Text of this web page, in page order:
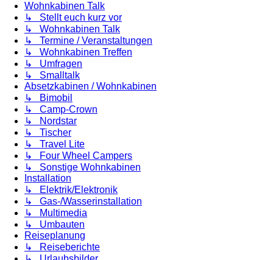
Wohnkabinen Talk
↳ Stellt euch kurz vor
↳ Wohnkabinen Talk
↳ Termine / Veranstaltungen
↳ Wohnkabinen Treffen
↳ Umfragen
↳ Smalltalk
Absetzkabinen / Wohnkabinen
↳ Bimobil
↳ Camp-Crown
↳ Nordstar
↳ Tischer
↳ Travel Lite
↳ Four Wheel Campers
↳ Sonstige Wohnkabinen
Installation
↳ Elektrik/Elektronik
↳ Gas-/Wasserinstallation
↳ Multimedia
↳ Umbauten
Reiseplanung
↳ Reiseberichte